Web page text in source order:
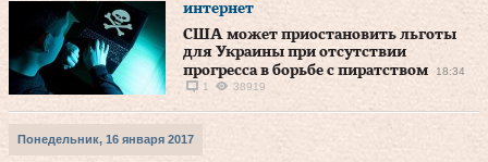
интернет
США может приостановить льготы
для Украины при отсутствии
прогресса в борьбе с пиратством
18:34
1
38919
Понедельник, 16 января 2017